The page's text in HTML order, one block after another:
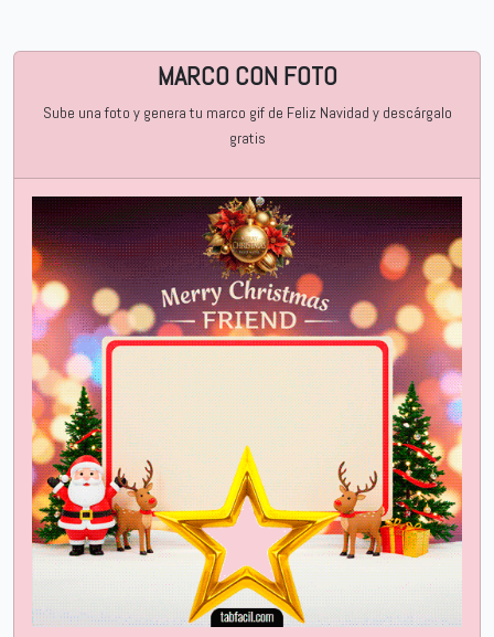
MARCO CON FOTO
Sube una foto y genera tu marco gif de Feliz Navidad y descárgalo
gratis